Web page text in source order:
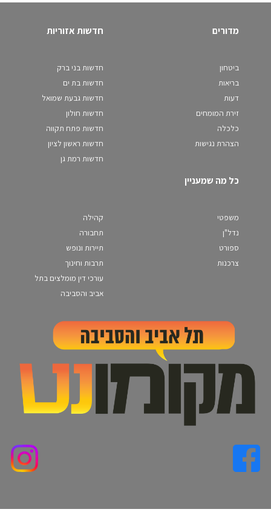
מדורים
ביטחון
בריאות
זירת המומחים
כלכלה
הצהרת נגישות
חדשות אזוריות
חדשות בני ברק
חדשות בת ים
חדשות גבעת שמואל
חדשות חולון
חדשות פתח תקווה
חדשות ראשון לציון
חדשות רמת גן
כל מה שמעניין
משפטי
ספורט
צרכנות
קהילה
תחבורה
תיירות ונופש
תרבות וחינוך
עורכי דין מומלצים בתל
אביב והסביבה